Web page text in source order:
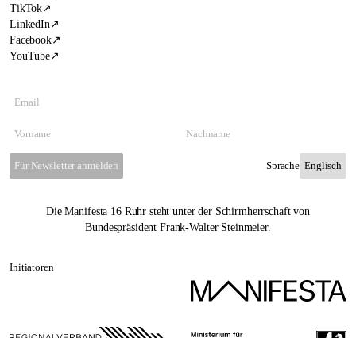
TikTok↗
LinkedIn↗
Facebook↗
YouTube↗
Für Newsletter anmelden Sprache
Die Manifesta 16 Ruhr steht unter der Schirmherrschaft von
Bundespräsident Frank-Walter Steinmeier.
Initiatoren